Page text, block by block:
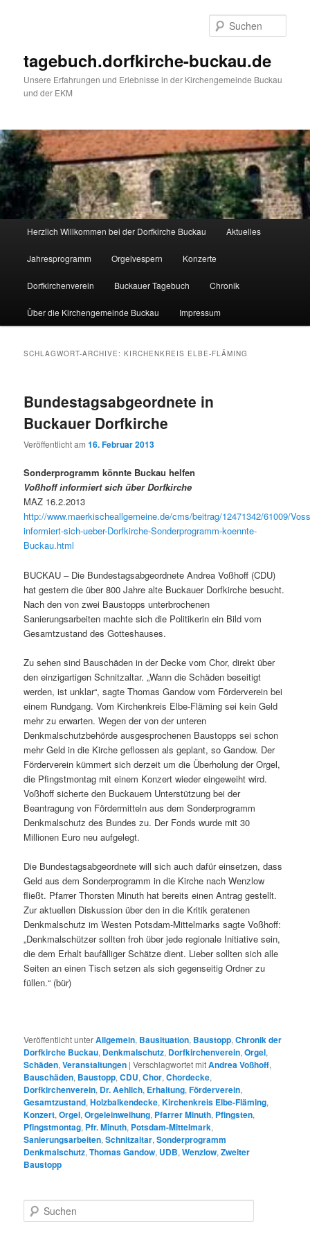
tagebuch.dorfkirche-buckau.de
Unsere Erfahrungen und Erlebnisse in der Kirchengemeinde Buckau
und der EKM
Zum Inhalt wechseln
Zum sekundären Inhalt wechseln
Herzlich Willkommen bei der Dorfkirche Buckau Aktuelles
Jahresprogramm Orgelvespern Konzerte
Dorfkirchenverein Buckauer Tagebuch Chronik
Über die Kirchengemeinde Buckau Impressum
SCHLAGWORT-ARCHIVE:KIRCHENKREIS ELBE-FLÄMING
Bundestagsabgeordnete in
Buckauer Dorfkirche
Veröffentlicht am16. Februar 2013
Sonderprogramm könnte Buckau helfen
Voßhoff informiert sich über Dorfkirche
MAZ 16.2.2013
http://www.maerkischeallgemeine.de/cms/beitrag/12471342/61009/
informiert-sich-ueber-Dorfkirche-Sonderprogramm-koennte-
Buckau.html
BUCKAU – Die Bundestagsabgeordnete Andrea Voßhoff (CDU)
hat gestern die über 800 Jahre alte Buckauer Dorfkirche besucht.
Nach den von zwei Baustopps unterbrochenen
Sanierungsarbeiten machte sich die Politikerin ein Bild vom
Gesamtzustand des Gotteshauses.
Zu sehen sind Bauschäden in der Decke vom Chor, direkt über
den einzigartigen Schnitzaltar. „Wann die Schäden beseitigt
werden, ist unklar“, sagte Thomas Gandow vom Förderverein bei
einem Rundgang. Vom Kirchenkreis Elbe-Fläming sei kein Geld
mehr zu erwarten. Wegen der von der unteren
Denkmalschutzbehörde ausgesprochenen Baustopps sei schon
mehr Geld in die Kirche geflossen als geplant, so Gandow. Der
Förderverein kümmert sich derzeit um die Überholung der Orgel,
die Pfingstmontag mit einem Konzert wieder eingeweiht wird.
Voßhoff sicherte den Buckauern Unterstützung bei der
Beantragung von Fördermitteln aus dem Sonderprogramm
Denkmalschutz des Bundes zu. Der Fonds wurde mit 30
Millionen Euro neu aufgelegt.
Die Bundestagsabgeordnete will sich auch dafür einsetzen, dass
Geld aus dem Sonderprogramm in die Kirche nach Wenzlow
fließt. Pfarrer Thorsten Minuth hat bereits einen Antrag gestellt.
Zur aktuellen Diskussion über den in die Kritik geratenen
Denkmalschutz im Westen Potsdam-Mittelmarks sagte Voßhoff:
„Denkmalschützer sollten froh über jede regionale Initiative sein,
die dem Erhalt baufälliger Schätze dient. Lieber sollten sich alle
Seiten an einen Tisch setzen als sich gegenseitig Ordner zu
füllen.“ (bür)
Veröffentlicht unterAllgemein, Bausituation, Baustopp,Chronik der
Dorfkirche Buckau, Denkmalschutz, Dorfkirchenverein,Orgel,
Schäden,Veranstaltungen |Verschlagwortet mitAndrea Voßhoff,
Bauschäden, Baustopp,CDU,Chor,Chordecke,
Dorfkirchenverein, Dr. Aehlich, Erhaltung,Förderverein,
Gesamtzustand,Holzbalkendecke,Kirchenkreis Elbe-Fläming,
Konzert,Orgel,Orgeleinweihung, Pfarrer Minuth, Pfingsten,
Pfingstmontag, Pfr. Minuth, Potsdam-Mittelmark,
Sanierungsarbeiten,Schnitzaltar,Sonderprogramm
Denkmalschutz,Thomas Gandow, UDB,Wenzlow,Zweiter
Baustopp
Suchen